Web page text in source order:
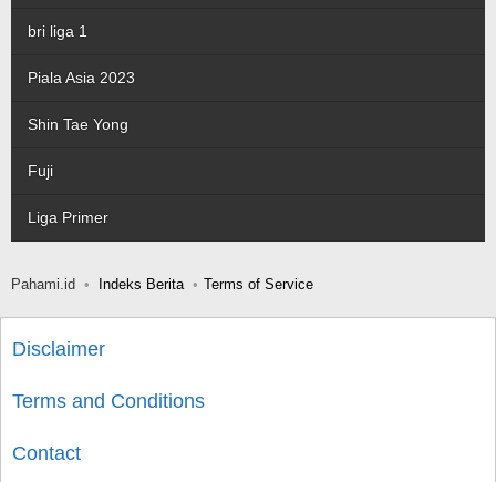
bri liga 1
Piala Asia 2023
Shin Tae Yong
Fuji
Liga Primer
Pahami.id Indeks Berita Terms of Service
Disclaimer
Terms and Conditions
Contact